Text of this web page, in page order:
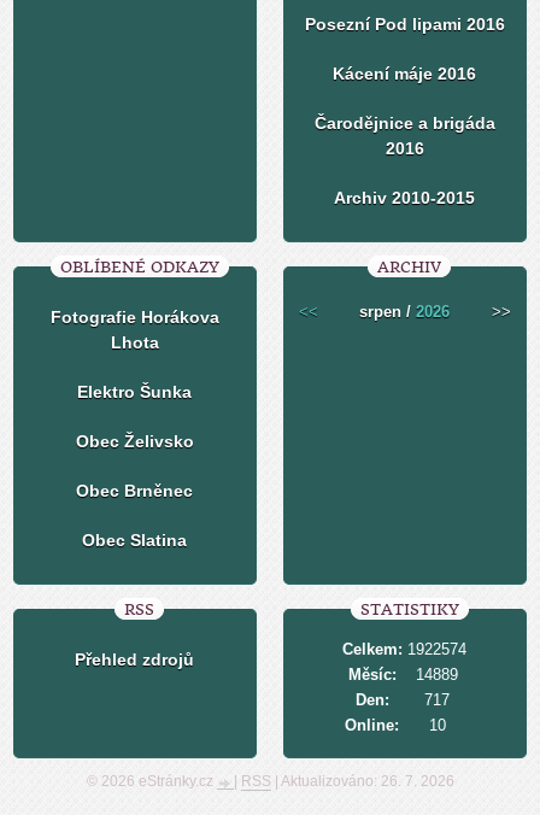
Posezní Pod lipami 2016
Kácení máje 2016
Čarodějnice a brigáda
2016
Archiv 2010-2015
OBLÍBENÉ ODKAZY
Fotografie Horákova
Lhota
Elektro Šunka
Obec Želivsko
Obec Brněnec
Obec Slatina
ARCHIV
<< srpen /2026 >>
RSS
Přehled zdrojů
STATISTIKY
Online: 10
Celkem: 1922574
Měsíc:
14889
Den:
717
© 2026 eStránky.cz RSS| Aktualizováno: 26. 7. 2026